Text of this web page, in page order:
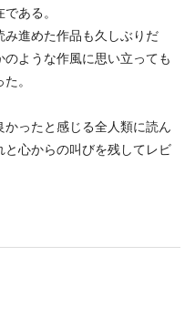
ある。
進めた作品も久しぶりだ
ような作風に思い立っても
。
ったと感じる全人類に読ん
心からの叫びを残してレビ